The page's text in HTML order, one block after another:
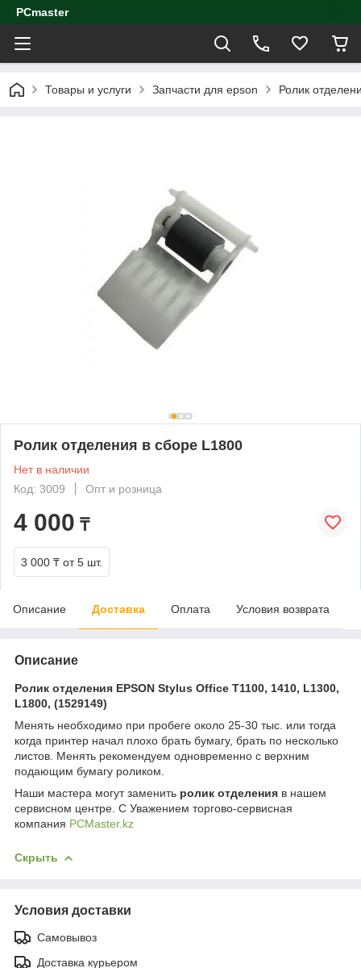
PCmaster
Товары и услуги Запчасти для epson Ролик
Ролик отделения в сборе L1800
Нет в наличии
Код: 3009
Опт и розница
4 000 ₸
3 000 ₸ от 5 шт.
Описание Доставка Оплата Условия возврата
Описание
Ролик отделения EPSON Stylus Office T1100, 1410, L1300,
L1800, (1529149)
Менять необходимо при пробеге около 25-30 тыс. или тогда
когда принтер начал плохо брать бумагу, брать по несколько
листов. Менять рекомендуем одновременно с верхним
подающим бумагу роликом.
Наши мастера могут заменить ролик отделения в нашем
сервисном центре. C Уважением торгово-сервисная
компания PCMaster.kz
Скрыть
Условия доставки
Самовывоз
Доставка курьером